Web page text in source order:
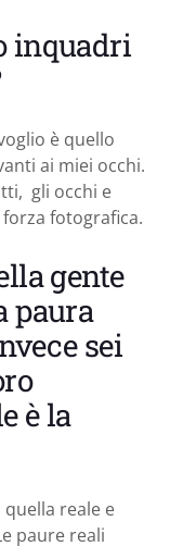
inquadri
è quello
ai miei occhi.
gli occhi e
fotografica.
gente
paura
sei
è la
reale e
paure reali